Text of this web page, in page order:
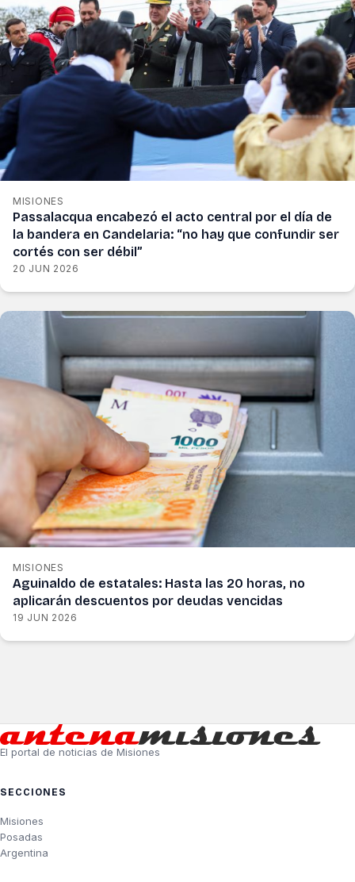
MISIONES
Passalacqua encabezó el acto central por el día de
la bandera en Candelaria: “no hay que confundir ser
cortés con ser débil”
20 JUN 2026
MISIONES
Aguinaldo de estatales: Hasta las 20 horas, no
aplicarán descuentos por deudas vencidas
19 JUN 2026
El portal de noticias de Misiones
SECCIONES
Misiones
Posadas
Argentina